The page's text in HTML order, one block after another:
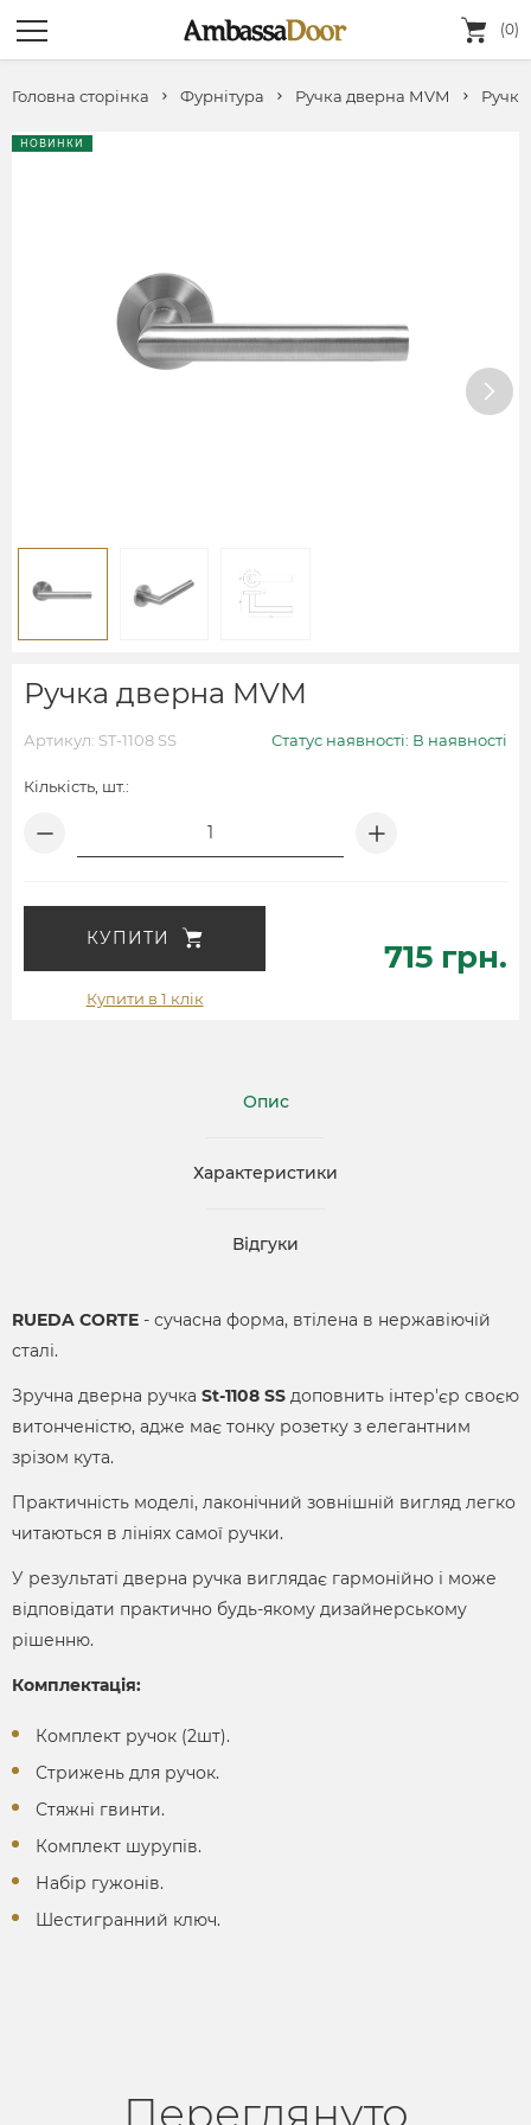
(0)
Головна сторінка Фурнітура Ручка дверна МVМ
НОВИНКИ
Ручка дверна MVM
Артикул: ST-1108 SS Статус наявності: В наявності
Кількість, шт.:
КУПИТИ
Купити в 1 клік
715 грн.
Опис
Характеристики
Відгуки
RUEDA CORTE - сучасна форма, втілена в нержавіючій
сталі.
Зручна дверна ручка St-1108 SS доповнить інтер'єр своєю
витонченістю, адже має тонку розетку з елегантним
зрізом кута.
Практичність моделі, лаконічний зовнішній вигляд легко
читаються в лініях самої ручки.
У результаті дверна ручка виглядає гармонійно і може
відповідати практично будь-якому дизайнерському
рішенню.
Комплектація:
Комплект ручок (2шт).
Стрижень для ручок.
Стяжні гвинти.
Комплект шурупів.
Набір гужонів.
Шестигранний ключ.
Переглянуто